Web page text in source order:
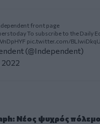
front page
To subscribe to the Daily
pic.twitter.com/
(@Independent)
2022
Νέος ψυχρός